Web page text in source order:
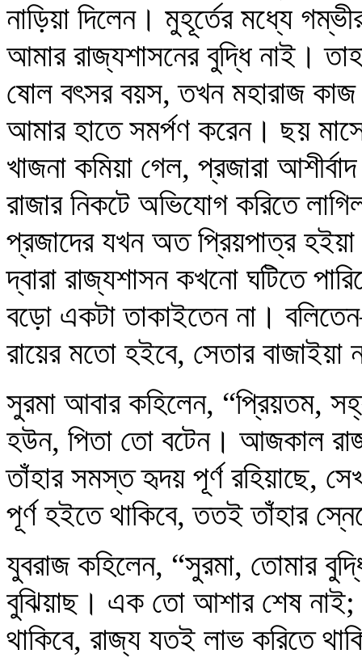
নাড়িয়া দিলেন। মুহূর্তের মধ্যে
আমার রাজ্যশাসনের বুদ্ধি নাই।
ষোল বৎসর বয়স, তখন মহারাজ কাজ
আমার হাতে সমর্পণ করেন। ছয়
খাজনা কমিয়া গেল, প্রজারা
রাজার নিকটে অভিযোগ করিতে
প্রজাদের যখন অত প্রিয়পাত্র
দ্বারা রাজ্যশাসন কখনো ঘটিতে
বড়ো একটা তাকাইতেন না।
রায়ের মতো হইবে, সেতার বাজাইয়া
সুরমা আবার কহিলেন, “প্রিয়তম,
হউন, পিতা তো বটেন। আজকাল
তাঁহার সমস্ত হৃদয় পূর্ণ রহিয়াছে,
পূর্ণ হইতে থাকিবে, ততই তাঁহার
যুবরাজ কহিলেন, “সুরমা, তোমার
বুঝিয়াছ। এক তো আশার শেষ নাই;
থাকিবে, রাজ্য যতই লাভ করিতে